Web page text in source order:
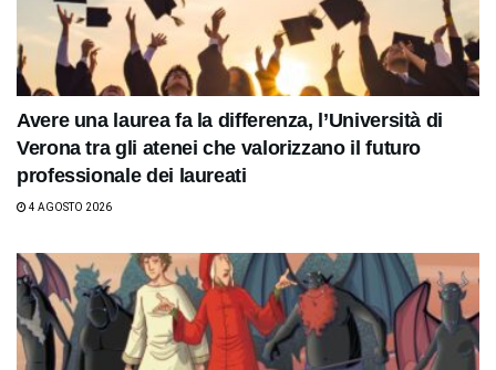
Avere una laurea fa la differenza, l’Università di
Verona tra gli atenei che valorizzano il futuro
professionale dei laureati
4 AGOSTO 2026